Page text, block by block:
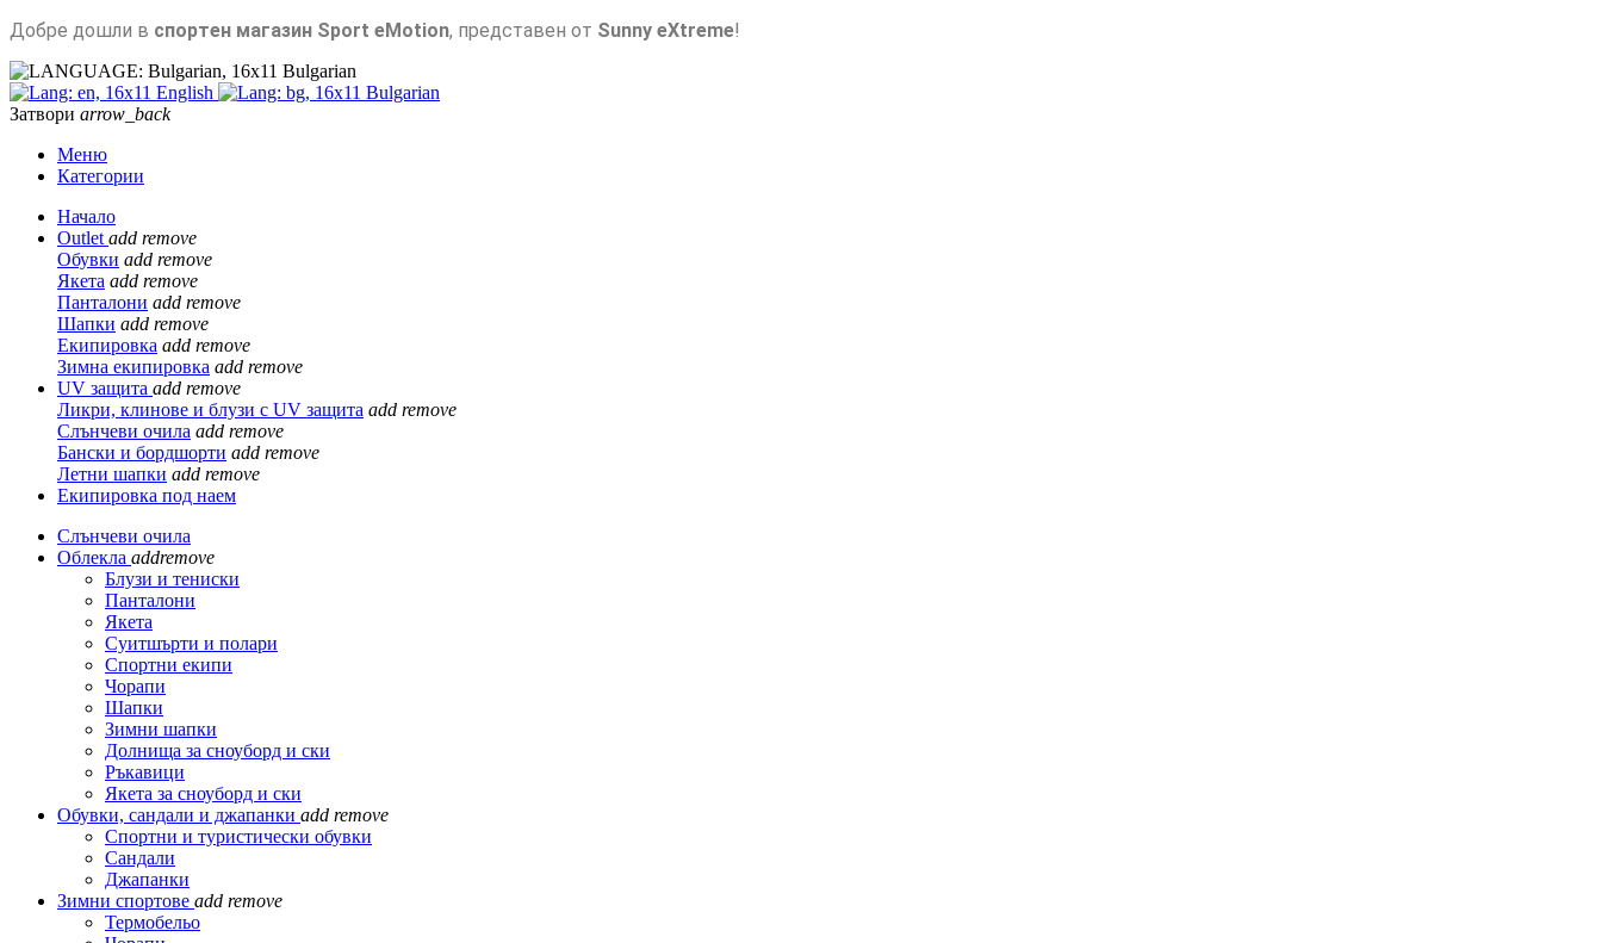
Добре дошли в спортен магазин Sport eMotion, представен от Sunny eXtreme!
Bulgarian
English
Bulgarian
Затвори arrow_back
Меню
Категории
Начало
Outlet add remove
Обувки add remove
Якета add remove
Панталони add remove
Шапки add remove
Екипировка add remove
Зимна екипировка add remove
UV защита add remove
Ликри, клинове и блузи с UV защита add remove
Слънчеви очила add remove
Бански и бордшорти add remove
Летни шапки add remove
Екипировка под наем
Слънчеви очила
Облекла addremove
Блузи и тениски
Панталони
Якета
Суитшърти и полари
Спортни екипи
Чорапи
Шапки
Зимни шапки
Долнища за сноуборд и ски
Ръкавици
Якета за сноуборд и ски
Обувки, сандали и джапанки add remove
Спортни и туристически обувки
Сандали
Джапанки
Зимни спортове add remove
Термобельо